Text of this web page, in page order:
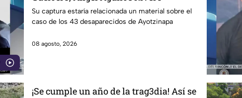
Su captura estaría relacionada un material sobre el
caso de los 43 desaparecidos de Ayotzinapa
08 agosto, 2026
¡Se cumple un año de la trag3dia! Así se